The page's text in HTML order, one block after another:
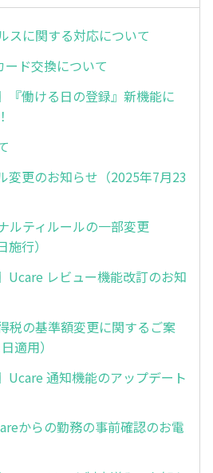
スに関する対応について
ド交換について
『働ける日の登録』新機能に
変更のお知らせ（2025年7月23
ルティルールの一部変更
施行）
Ucare レビュー機能改訂のお知
税の基準額変更に関するご案
適用）
Ucare 通知機能のアップデート
からの勤務の事前確認のお電